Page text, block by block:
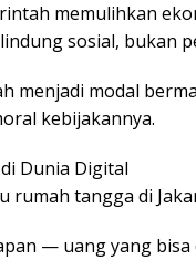
memulihkan
sosial, bukan
menjadi modal
kebijakannya.
Dunia Digital
rumah tangga di
— uang yang